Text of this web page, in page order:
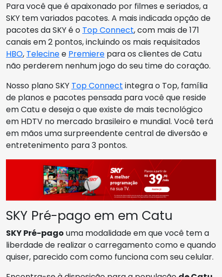
Para você que é apaixonado por filmes e seriados, a
SKY tem variados pacotes. A mais indicada opção de
pacotes da SKY é o Top Connect, com mais de 171
canais em 2 pontos, incluindo os mais requisitados
HBO, Telecinee Premiere para os clientes de Catu
não perderem nenhum jogo do seu time do coração.
Nosso plano SKY Top Connect integra o Top, família
de planos e pacotes pensada para você que reside
em Catu e deseja o que existe de mais tecnológico
em HDTV no mercado brasileiro e mundial. Você terá
em mãos uma surpreendente central de diversão e
entretenimento para 3 pontos.
SKY Pré-pago em em Catu
SKY Pré-pago uma modalidade em que você tem a
liberdade de realizar o carregamento como e quando
quiser, parecido com como funciona com seu celular.